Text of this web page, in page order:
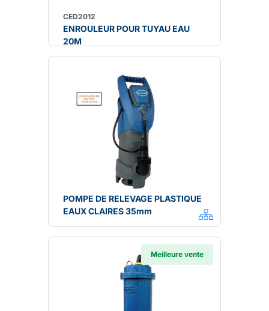
CED2012
ENROULEUR POUR TUYAU EAU
20M
POMPE DE RELEVAGE PLASTIQUE
EAUX CLAIRES 35mm
Meilleure vente